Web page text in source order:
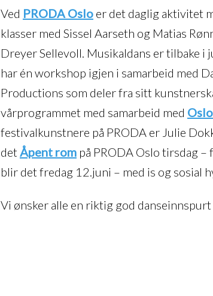
Ved PRODA Oslo er det daglig aktivitet
klasser med Sissel Aarseth og Matias
Dreyer Sellevoll. Musikaldans er tilbake i
har én workshop igjen i samarbeid med
Productions som deler fra sitt
vårprogrammet med samarbeid med
festivalkunstnere på PRODA er Julie
det Åpent rom på PRODA Oslo tirsdag
blir det fredag 12.juni – med is og sosial
Vi ønsker alle en riktig god